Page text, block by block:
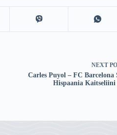
NEXT
Carles Puyol – FC Barcelona
Hispaania Kaitseliini